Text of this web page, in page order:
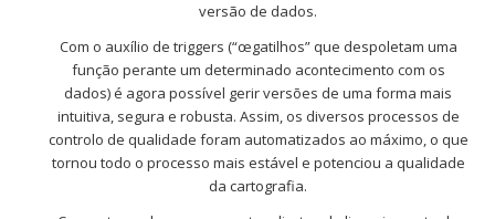
versão de dados.
Com o auxílio de triggers (“œgatilhos” que despoletam uma
função perante um determinado acontecimento com os
dados) é agora possível gerir versões de uma forma mais
intuitiva, segura e robusta. Assim, os diversos processos de
controlo de qualidade foram automatizados ao máximo, o que
tornou todo o processo mais estável e potenciou a qualidade
da cartografia.